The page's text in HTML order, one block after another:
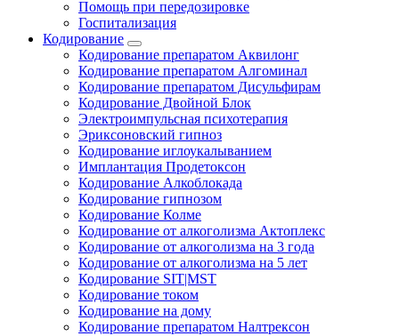
Помощь при передозировке
Госпитализация
Кодирование
Кодирование препаратом Аквилонг
Кодирование препаратом Алгоминал
Кодирование препаратом Дисульфирам
Кодирование Двойной Блок
Электроимпульсная психотерапия
Эриксоновский гипноз
Кодирование иглоукалыванием
Имплантация Продетоксон
Кодирование Алкоблокада
Кодирование гипнозом
Кодирование Колме
Кодирование от алкоголизма Актоплекс
Кодирование от алкоголизма на 3 года
Кодирование от алкоголизма на 5 лет
Кодирование SIT|MST
Кодирование током
Кодирование на дому
Кодирование препаратом Налтрексон